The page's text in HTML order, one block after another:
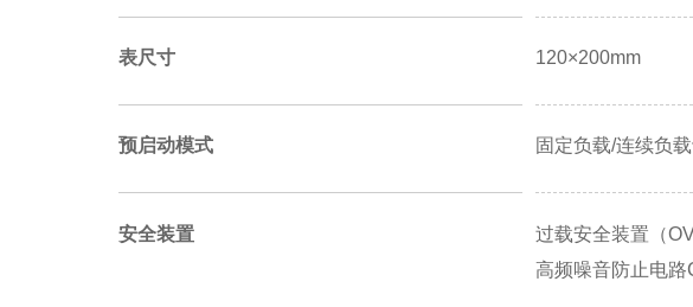
表尺寸 120×200mm
预启动模式 固定负载/连续负
安全装置
过载安全装置（
高频噪音防止电